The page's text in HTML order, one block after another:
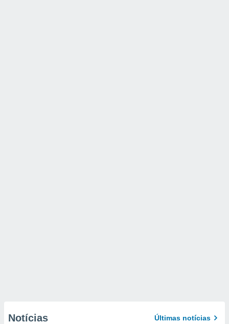
Notícias Últimas notícias